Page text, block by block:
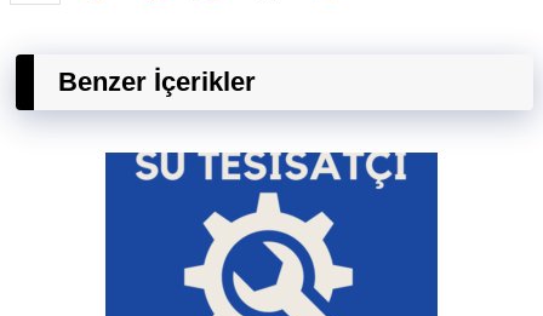
Benzer İçerikler